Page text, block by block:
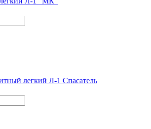
легкий Л-1 Спасатель